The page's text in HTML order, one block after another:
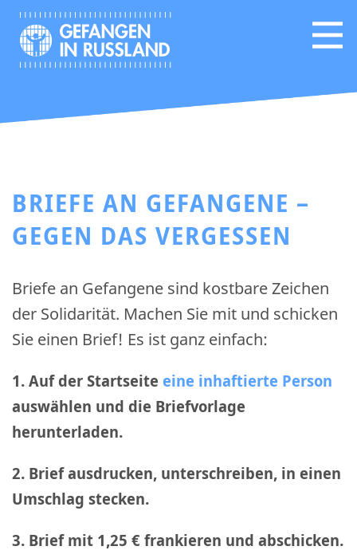
BRIEFE AN GEFANGENE –
GEGEN DAS VERGESSEN
Briefe an Gefangene sind kostbare Zeichen
der Solidarität. Machen Sie mit und schicken
Sie einen Brief! Es ist ganz einfach:
1. Auf der Startseite eine inhaftierte Person
auswählen und die Briefvorlage
herunterladen.
2. Brief ausdrucken, unterschreiben, in einen
Umschlag stecken.
3. Brief mit 1,25 € frankieren und abschicken.